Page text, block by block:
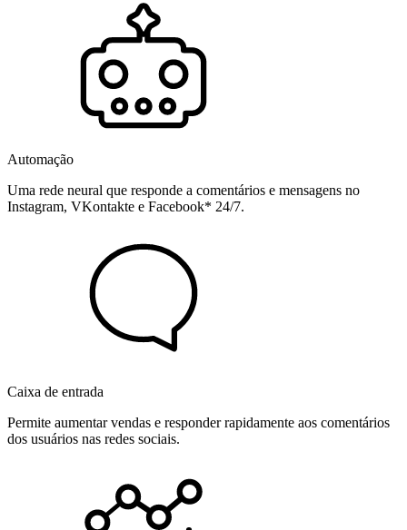
Automação
Uma rede neural que responde a comentários e mensagens no
Instagram, VKontakte e Facebook* 24/7.
Caixa de entrada
Permite aumentar vendas e responder rapidamente aos comentários
dos usuários nas redes sociais.